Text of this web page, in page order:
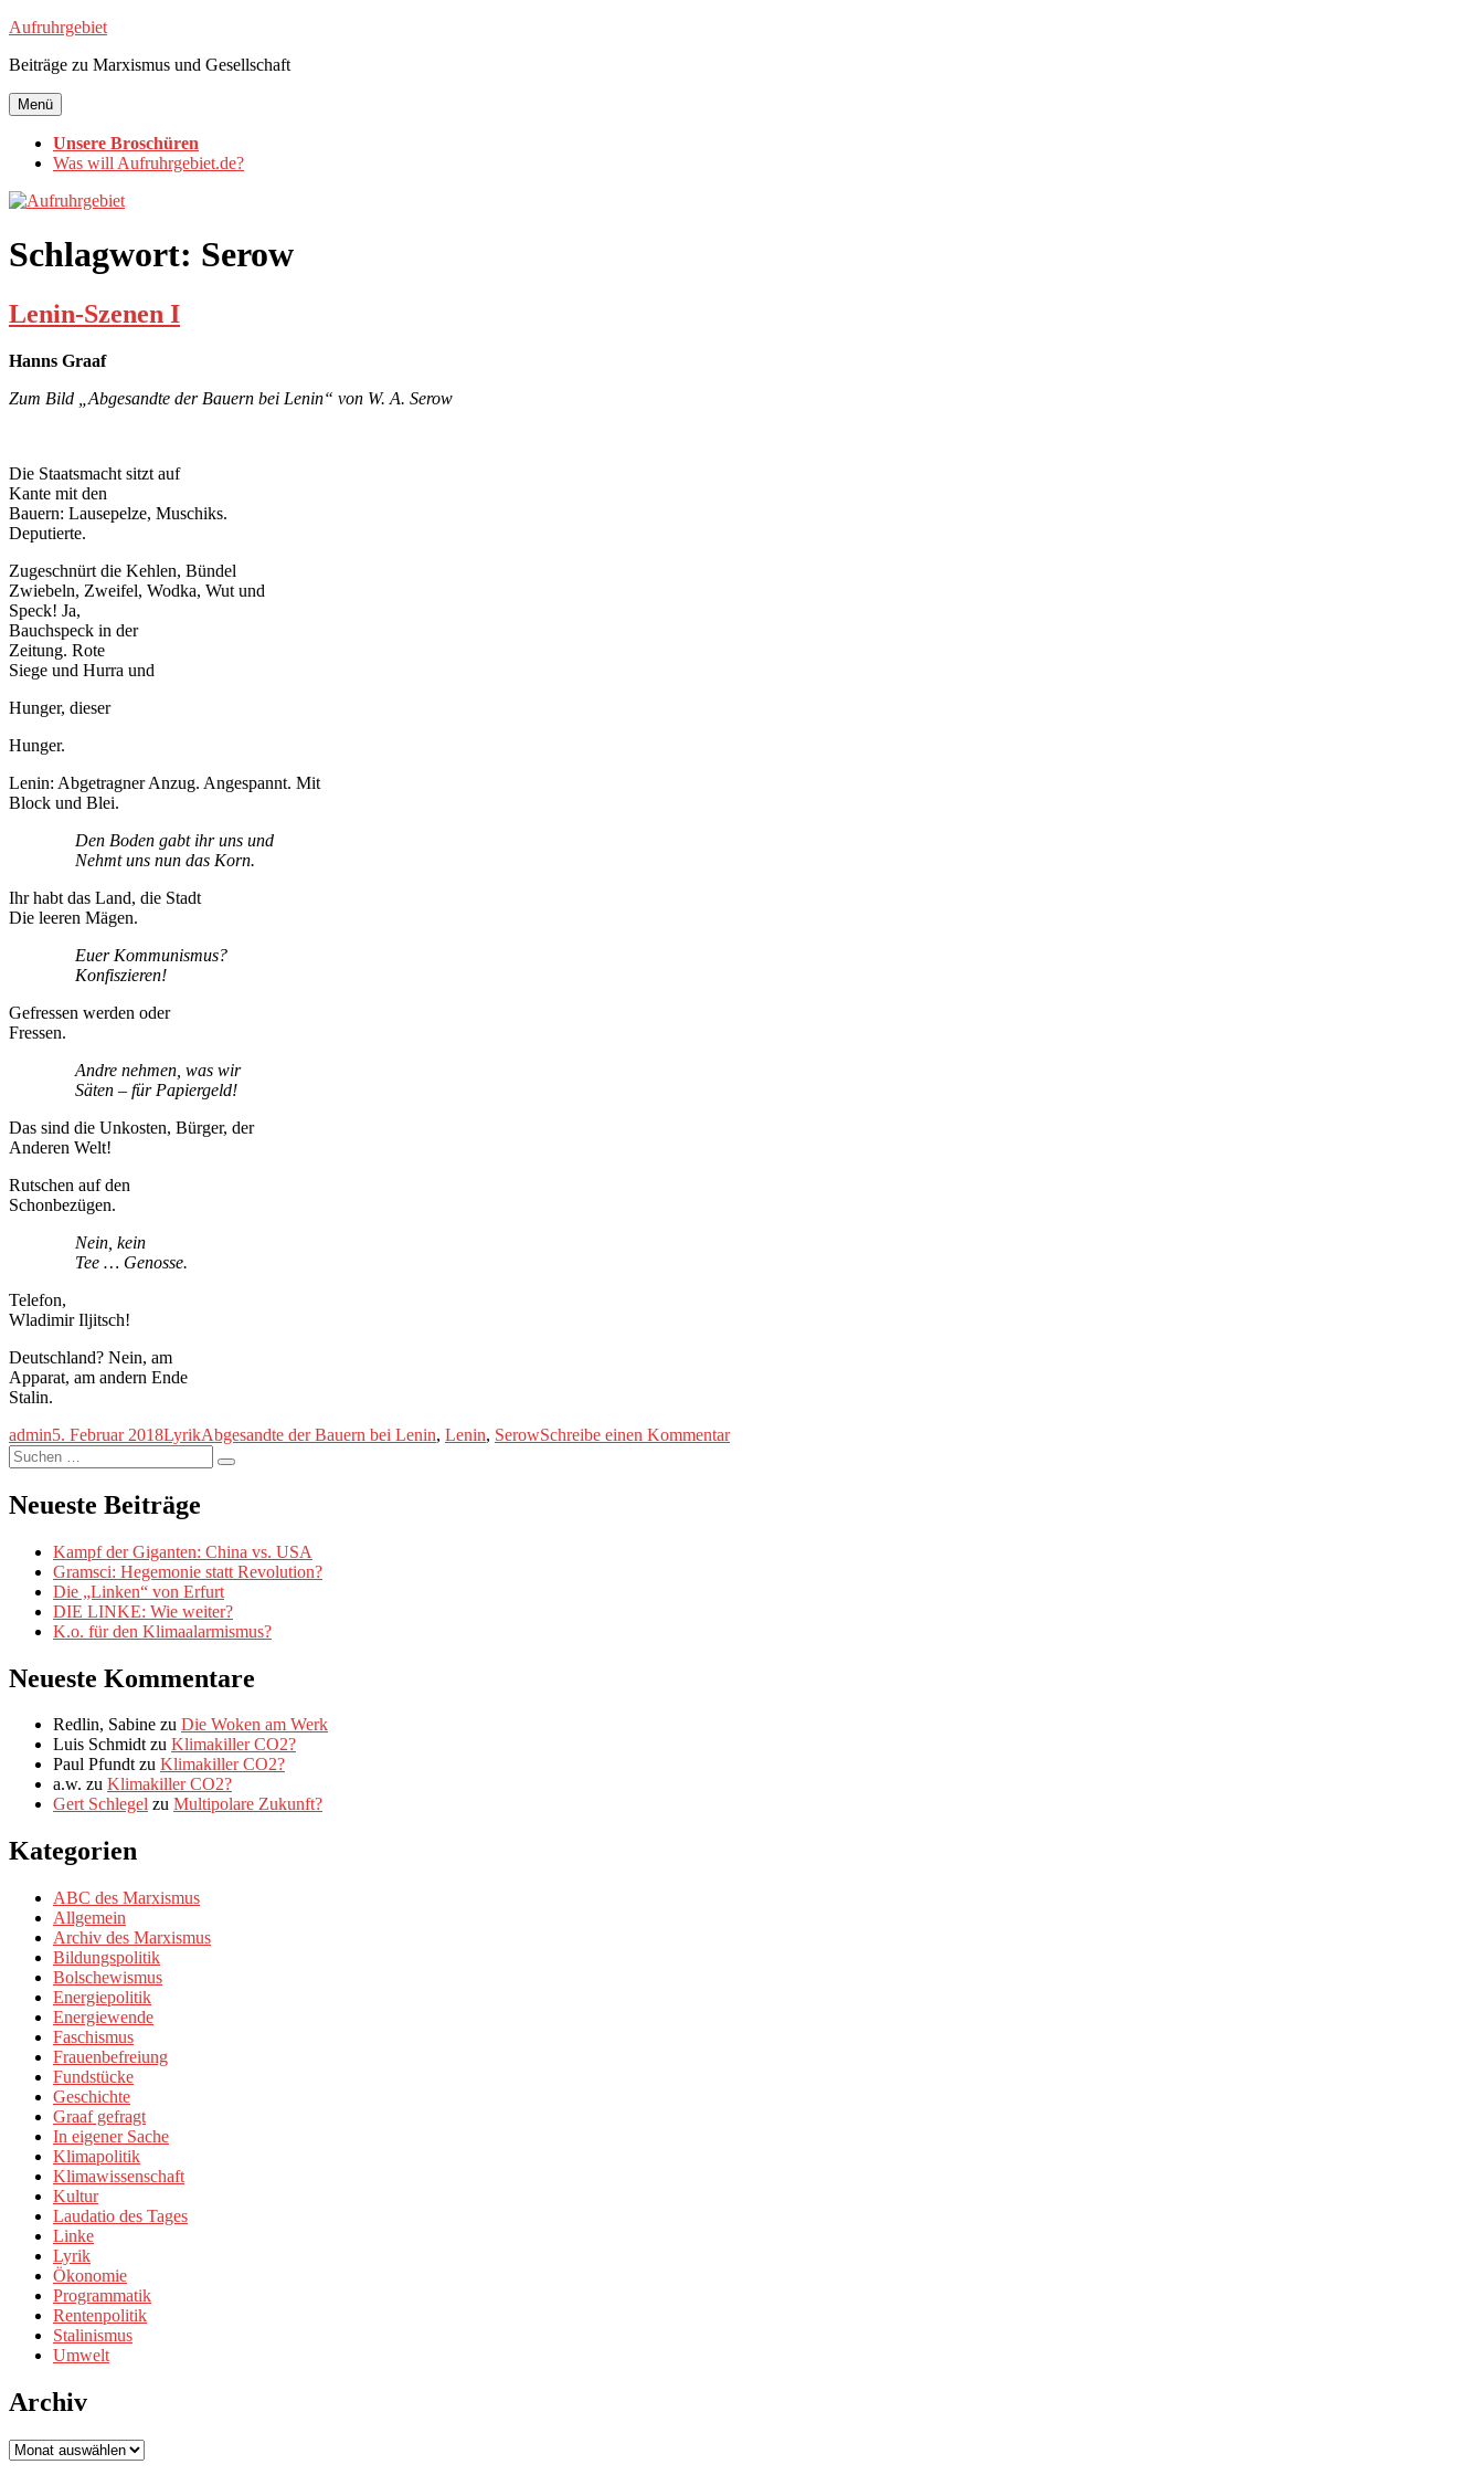
Zum
springen
Aufruhrgebiet
Beiträge zu Marxismus und Gesellschaft
Menü
Unsere Broschüren
Was will Aufruhrgebiet.de?
Schlagwort: Serow
Lenin-Szenen I
Hanns Graaf
Zum Bild „Abgesandte der Bauern bei Lenin“ von W. A. Serow
Die Staatsmacht sitzt auf
Kante mit den
Bauern: Lausepelze, Muschiks.
Deputierte.
Zugeschnürt die Kehlen, Bündel
Zwiebeln, Zweifel, Wodka, Wut und
Speck! Ja,
Bauchspeck in der
Zeitung. Rote
Siege und Hurra und
Hunger, dieser
Hunger.
Lenin: Abgetragner Anzug. Angespannt. Mit
Block und Blei.
Den Boden gabt ihr uns und
Nehmt uns nun das Korn.
Ihr habt das Land, die Stadt
Die leeren Mägen.
Euer Kommunismus?
Konfiszieren!
Gefressen werden oder
Fressen.
Andre nehmen, was wir
Säten – für Papiergeld!
Das sind die Unkosten, Bürger, der
Anderen Welt!
Rutschen auf den
Schonbezügen.
Nein, kein
Tee … Genosse.
Telefon,
Wladimir Iljitsch!
Deutschland? Nein, am
Apparat, am andern Ende
Stalin.
Autor
adminVeröffentlicht
am
5. Februar 2018Kategorien
LyrikSchlagwörter
Abgesandte der Bauern bei Lenin, Lenin, SerowSchreibe einen Kommentarzu
Suche
nach:
Suchen
Neueste Beiträge
Kampf der Giganten: China vs. USA
Gramsci: Hegemonie statt Revolution?
Die „Linken“ von Erfurt
DIE LINKE: Wie weiter?
K.o. für den Klimaalarmismus?
Neueste Kommentare
Redlin, Sabine zu Die Woken am Werk
Luis Schmidtzu Klimakiller CO2?
Paul Pfundtzu Klimakiller CO2?
a.w. zu Klimakiller CO2?
Gert Schlegel zu Multipolare Zukunft?
Kategorien
ABC des Marxismus
Allgemein
Archiv des Marxismus
Bildungspolitik
Bolschewismus
Energiepolitik
Energiewende
Faschismus
Frauenbefreiung
Fundstücke
Geschichte
Graaf gefragt
In eigener Sache
Klimapolitik
Klimawissenschaft
Kultur
Laudatio des Tages
Linke
Lyrik
Ökonomie
Programmatik
Rentenpolitik
Stalinismus
Umwelt
Archiv
Archiv